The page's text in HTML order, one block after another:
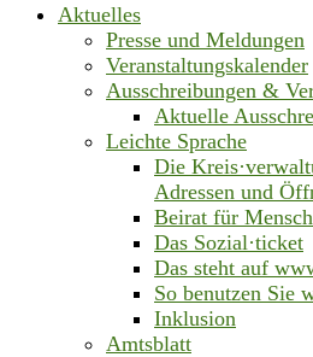
Aktuelles
Presse und Meldungen
Veranstaltungskalender
Ausschreibungen &
Aktuelle
Leichte Sprache
Die
Adressen und
Beirat für
Das Sozial·ticket
Das steht auf
So benutzen Sie
Inklusion
Amtsblatt